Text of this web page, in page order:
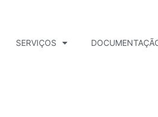
SERVIÇOS